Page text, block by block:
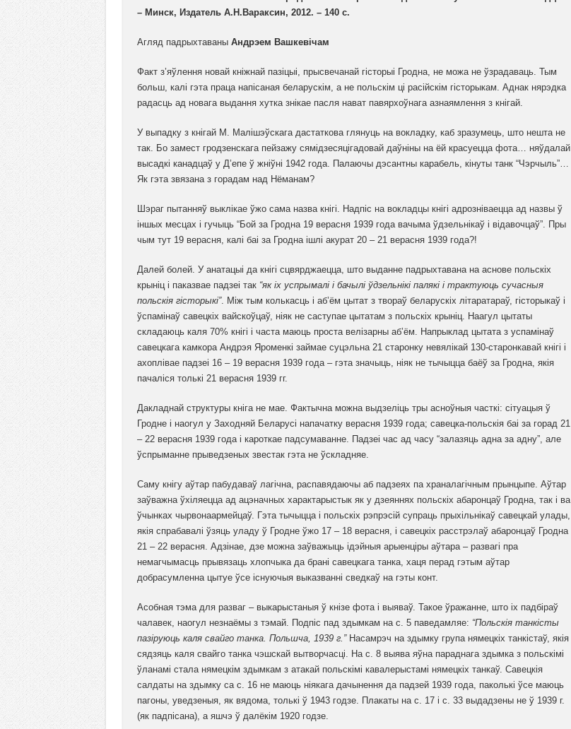
– Минск, Издатель А.Н.Вараксин, 2012. – 140 с.
Агляд падрыхтаваны Андрэем Вашкевічам
Факт з’яўлення новай кніжнай пазіцыі, прысвечанай гісторыі Гродна, не можа не ўзрадаваць. Тым
больш, калі гэта праца напісаная беларускім, а не польскім ці расійскім гісторыкам. Аднак нярэдка
радасць ад новага выдання хутка знікае пасля нават павярхоўнага азнаямлення з кнігай.
У выпадку з кнігай М. Малішэўскага дастаткова глянуць на вокладку, каб зразумець, што нешта не
так. Бо замест гродзенскага пейзажу сямідзесяцігадовай даўніны на ёй красуецца фота… няўдалай
высадкі канадцаў у Д’епе ў жніўні 1942 года. Палаючы дэсантны карабель, кінуты танк “Чэрчыль”…
Як гэта звязана з горадам над Нёманам?
Шэраг пытанняў выклікае ўжо сама назва кнігі. Надпіс на вокладцы кнігі адрозніваецца ад назвы ў
іншых месцах і гучыць “Бой за Гродна 19 верасня 1939 года вачыма ўдзельнікаў і відавочцаў”. Пры
чым тут 19 верасня, калі баі за Гродна ішлі акурат 20 – 21 верасня 1939 года?!
Далей болей. У анатацыі да кнігі сцвярджаецца, што выданне падрыхтавана на аснове польскіх
крыніц і паказвае падзеі так “як іх успрымалі і бачылі ўдзельнікі палякі і трактуюць сучасныя
польскія гісторыкі”. Між тым колькасць і аб’ём цытат з твораў беларускіх літаратараў, гісторыкаў і
ўспамінаў савецкіх вайскоўцаў, ніяк не саступае цытатам з польскіх крыніц. Наагул цытаты
складаюць каля 70% кнігі і часта маюць проста велізарны аб’ём. Напрыклад цытата з успамінаў
савецкага камкора Андрэя Яроменкі займае суцэльна 21 старонку невялікай 130-старонкавай кнігі і
ахоплівае падзеі 16 – 19 верасня 1939 года – гэта значыць, ніяк не тычыцца баёў за Гродна, якія
пачаліся толькі 21 верасня 1939 гг.
Дакладнай структуры кніга не мае. Фактычна можна выдзеліць тры асноўныя часткі: сітуацыя ў
Гродне і наогул у Заходняй Беларусі напачатку верасня 1939 года; савецка-польскія баі за горад 21
– 22 верасня 1939 года і кароткае падсумаванне. Падзеі час ад часу “залазяць адна за адну”, але
ўспрыманне прыведзеных звестак гэта не ўскладняе.
Саму кнігу аўтар пабудаваў лагічна, распавядаючы аб падзеях па храналагічным прынцыпе. Аўтар
заўважна ўхіляецца ад ацэначных характарыстык як у дзеяннях польскіх абаронцаў Гродна, так і ва
ўчынках чырвонаармейцаў. Гэта тычыцца і польскіх рэпрэсій супраць прыхільнікаў савецкай улады,
якія спрабавалі ўзяць уладу ў Гродне ўжо 17 – 18 верасня, і савецкіх расстрэлаў абаронцаў Гродна
21 – 22 верасня. Адзінае, дзе можна заўважыць ідэйныя арыенціры аўтара – развагі пра
немагчымасць прывязаць хлопчыка да брані савецкага танка, хаця перад гэтым аўтар
добрасумленна цытуе ўсе існуючыя выказванні сведкаў на гэты конт.
Асобная тэма для разваг – выкарыстаныя ў кнізе фота і выяваў. Такое ўражанне, што іх падбіраў
чалавек, наогул незнаёмы з тэмай. Подпіс пад здымкам на с. 5 паведамляе: “Польскія танкісты
пазіруюць каля свайго танка. Польшча, 1939 г.”Насамрэч на здымку група нямецкіх танкістаў, якія
сядзяць каля свайго танка чэшскай вытворчасці. На с. 8 выява яўна параднага здымка з польскімі
ўланамі стала нямецкім здымкам з атакай польскімі кавалерыстамі нямецкіх танкаў. Савецкія
салдаты на здымку са с. 16 не маюць ніякага дачынення да падзей 1939 года, паколькі ўсе маюць
пагоны, уведзеныя, як вядома, толькі ў 1943 годзе. Плакаты на с. 17 і с. 33 выдадзены не ў 1939 г.
(як падпісана), а яшчэ ў далёкім 1920 годзе.